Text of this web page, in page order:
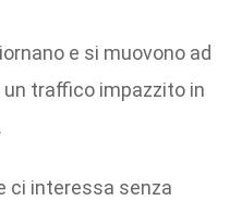
e si muovono ad
traffico impazzito in
ci interessa senza